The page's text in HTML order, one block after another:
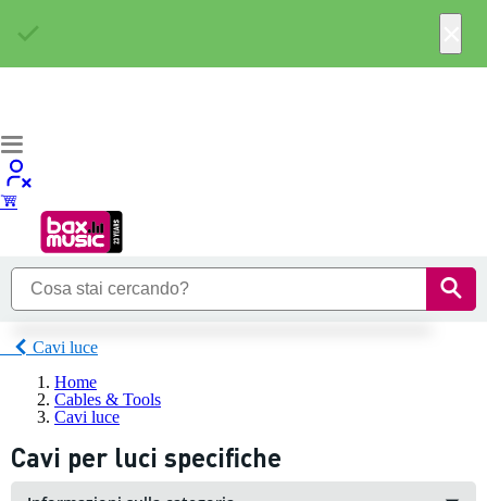
Cavi luce
Home
Cables & Tools
Cavi luce
Cavi per luci specifiche